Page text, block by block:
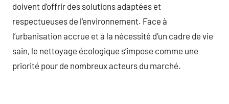
doivent d’offrir des solutions adaptées et
respectueuses de l’environnement. Face à
l’urbanisation accrue et à la nécessité d’un cadre de vie
sain, le nettoyage écologique s’impose comme une
priorité pour de nombreux acteurs du marché.